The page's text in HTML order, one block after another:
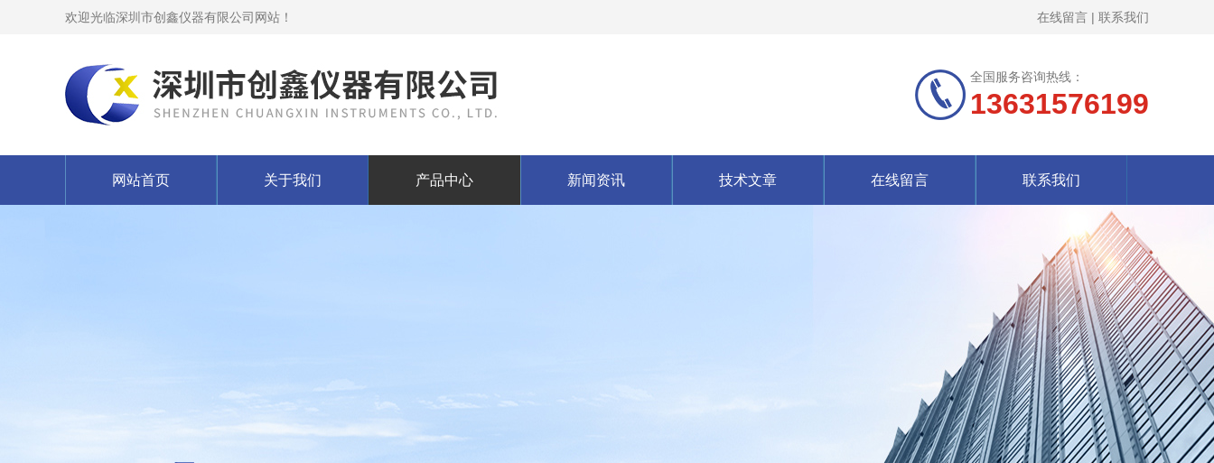
欢迎光临深圳市创鑫仪器有限公司网站！ 在线留言 | 联系我们
全国服务咨询热线：
13631576199
网站首页 关于我们 产品中心 新闻资讯 技术文章 在线留言 联系我们